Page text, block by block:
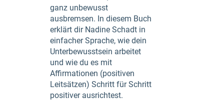
ganz unbewusst
ausbremsen. In diesem Buch
erklärt dir Nadine Schadt in
einfacher Sprache, wie dein
Unterbewusstsein arbeitet
und wie du es mit
Affirmationen (positiven
Leitsätzen) Schritt für Schritt
positiver ausrichtest.